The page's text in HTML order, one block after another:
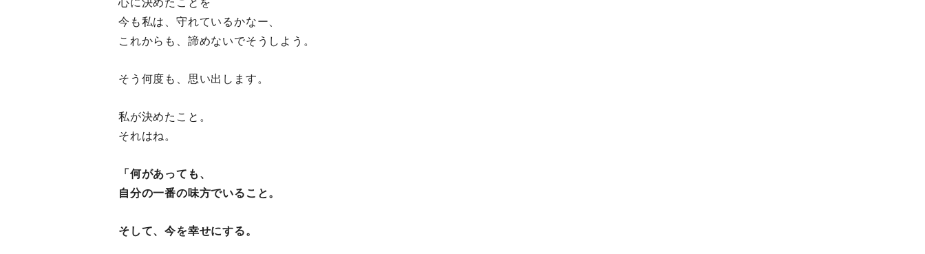
心に決めたことを
今も私は、守れているかなー、
これからも、諦めないでそうしよう。
そう何度も、思い出します。
私が決めたこと。
それはね。
「何があっても、
自分の一番の味方でいること。
そして、今を幸せにする。